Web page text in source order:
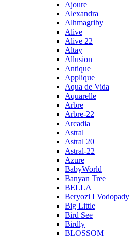
Ajoure
Alexandra
Alhmagriby
Alive
Alive 22
Altay
Allusion
Antique
Applique
Aqua de Vida
Aquarelle
Arbre
Arbre-22
Arcadia
Astral
Astral 20
Astral-22
Azure
BabyWorld
Banyan Tree
BELLA
Beryozi I Vodopady
Big Little
Bird See
Birdly
BLOSSOM